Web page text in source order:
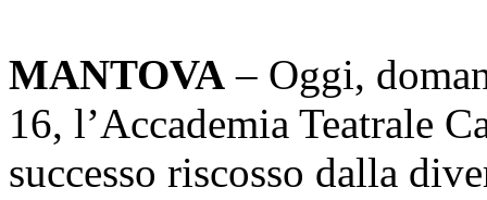
MANTOVA – Oggi,
16, l’Accademia Teatrale
successo riscosso dalla